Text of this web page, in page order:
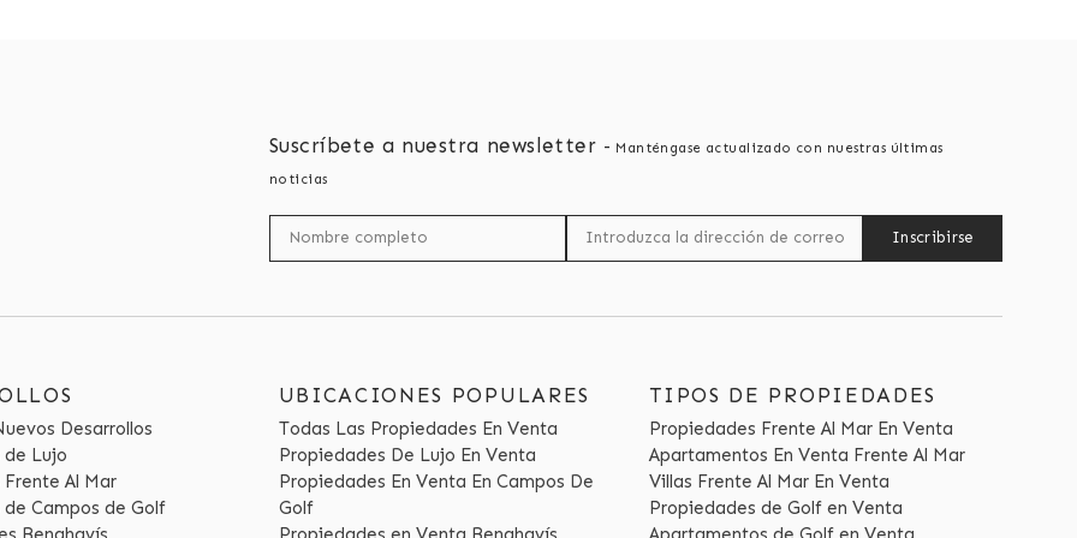
Suscríbete a nuestra newsletter - Manténgase actualizado con nuestras últimas
noticias
Inscribirse
Desarrollos
de Lujo
Frente Al Mar
de Campos de Golf
UBICACIONES POPULARES
Todas Las Propiedades En Venta
Propiedades De Lujo En Venta
Propiedades En Venta En Campos De
Golf
TIPOS DE PROPIEDADES
Propiedades Frente Al Mar En Venta
Apartamentos En Venta Frente Al Mar
Villas Frente Al Mar En Venta
Propiedades de Golf en Venta